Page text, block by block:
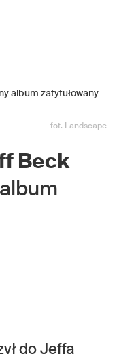
fot. Landscape
Beck
do Jeffa